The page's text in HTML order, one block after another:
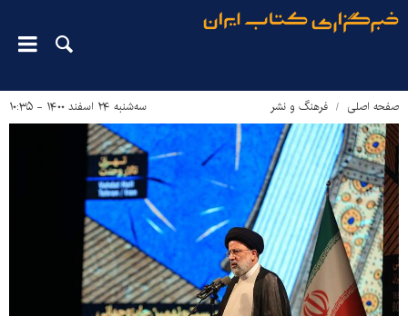
صفحه اصلی فرهنگ و نشر سه‌شنبه ۲۴ اسفند ۱۴۰۰ - ۱۰:۳۵